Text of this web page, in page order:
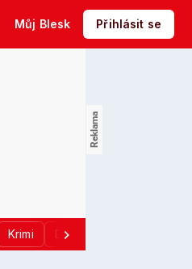
Můj Blesk Přihlásit se
Krimi Donald Trump